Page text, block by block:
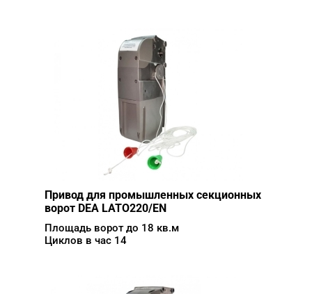
Привод для промышленных секционных
ворот DEA LATO220/EN
Площадь ворот до 18 кв.м
Циклов в час 14